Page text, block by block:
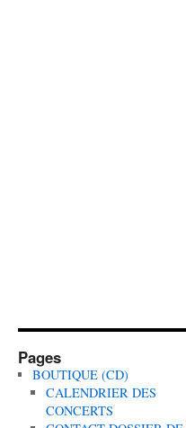
Pages
BOUTIQUE (CD)
CALENDRIER DES
CONCERTS